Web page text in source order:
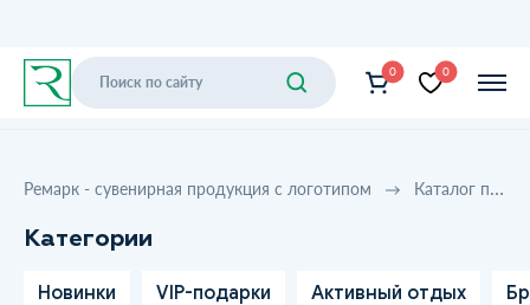
0 0
Ремарк - сувенирная продукция с логотипом Каталог продукции
Категории
Новинки VIP-подарки Активный отдых